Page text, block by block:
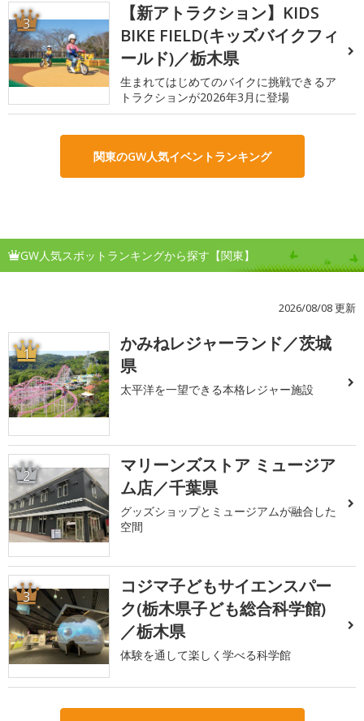
3
【新アトラクション】KIDS
BIKE FIELD(キッズバイクフィ
ールド)／栃木県
生まれてはじめてのバイクに挑戦できるア
トラクションが2026年3月に登場
関東のGW人気イベントランキング
GW人気スポットランキングから探す【関東】
2026/08/08 更新
1
かみねレジャーランド／茨城
県
太平洋を一望できる本格レジャー施設
2
マリーンズストア ミュージア
ム店／千葉県
グッズショップとミュージアムが融合した
空間
3
コジマ子どもサイエンスパー
ク(栃木県子ども総合科学館)
／栃木県
体験を通して楽しく学べる科学館